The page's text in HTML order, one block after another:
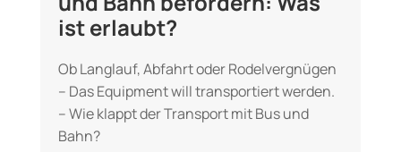
ist erlaubt?
Ob Langlauf, Abfahrt oder Rodelvergnügen
– Das Equipment will transportiert werden.
– Wie klappt der Transport mit Bus und
Bahn?